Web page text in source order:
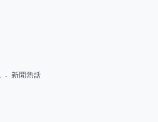
新聞熱話